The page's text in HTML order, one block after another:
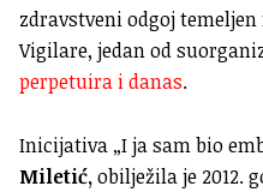
zdravstveni odgoj
Vigilare, jedan od
perpetuira i danas.
Inicijativa „I ja sam bio
Miletić,obilježila je 2012.